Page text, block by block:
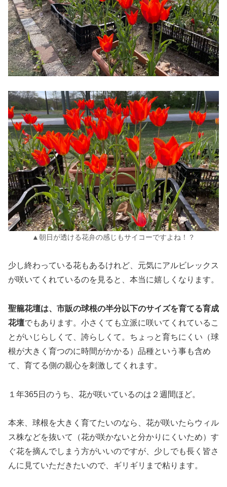
▲朝日が透ける花弁の感じもサイコーですよね！？
少し終わっている花もあるけれど、元気にアルビレックス
が咲いてくれているのを見ると、本当に嬉しくなります。
聖籠花壇は、市販の球根の半分以下のサイズを育てる育成
花壇でもあります。小さくても立派に咲いてくれているこ
とがいじらしくて、誇らしくて。ちょっと育ちにくい（球
根が大きく育つのに時間がかかる）品種という事も含め
て、育てる側の親心を刺激してくれます。
１年365日のうち、花が咲いているのは２週間ほど。
本来、球根を大きく育てたいのなら、花が咲いたらウィル
ス株などを抜いて（花が咲かないと分かりにくいため）す
ぐ花を摘んでしまう方がいいのですが、少しでも長く皆さ
んに見ていただきたいので、ギリギリまで粘ります。